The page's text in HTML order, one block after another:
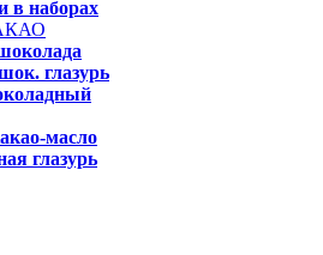
в наборах
глазурь
масло
глазурь